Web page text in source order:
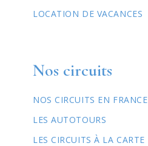
LOCATION DE VACANCES
Nos circuits
NOS CIRCUITS EN FRANCE
LES AUTOTOURS
LES CIRCUITS À LA CARTE